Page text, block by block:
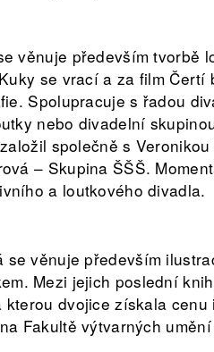
věnuje především tvorbě
se vrací a za film
Spolupracuje s řadou
nebo divadelní
společně s
– Skupina ŠŠŠ.
a loutkového divadla.
se věnuje především
Mezi jejich poslední
dvojice získala
Fakultě výtvarných